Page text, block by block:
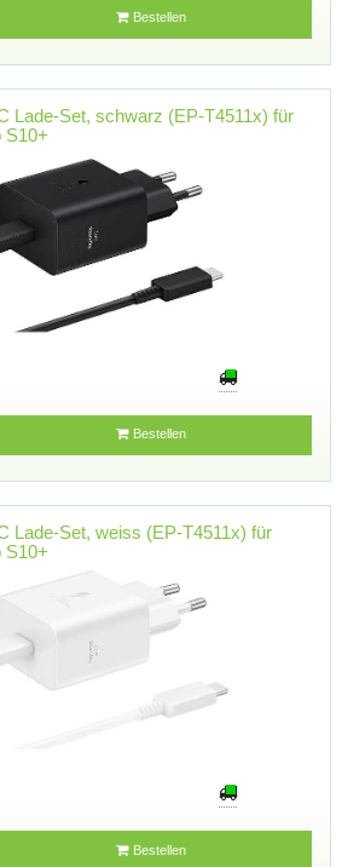
Bestellen
Lade-Set, schwarz (EP-T4511x) für
S10+
Bestellen
Lade-Set, weiss (EP-T4511x) für
S10+
Bestellen